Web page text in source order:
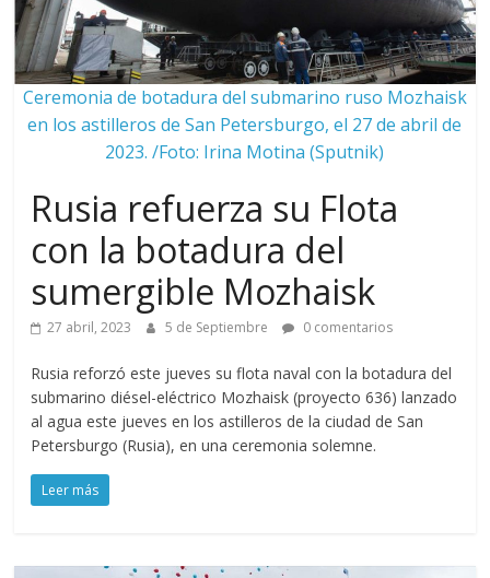
Ceremonia de botadura del submarino ruso Mozhaisk
en los astilleros de San Petersburgo, el 27 de abril de
2023. /Foto: Irina Motina (Sputnik)
Rusia refuerza su Flota
con la botadura del
sumergible Mozhaisk
27 abril, 2023 5 de Septiembre 0 comentarios
Rusia reforzó este jueves su flota naval con la botadura del
submarino diésel-eléctrico Mozhaisk (proyecto 636) lanzado
al agua este jueves en los astilleros de la ciudad de San
Petersburgo (Rusia), en una ceremonia solemne.
Leer más